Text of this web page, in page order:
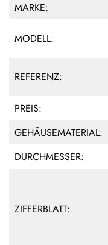
MARKE:
MODELL:
REFERENZ:
PREIS:
GEHÄUSEMATERIAL:
DURCHMESSER:
ZIFFERBLATT: